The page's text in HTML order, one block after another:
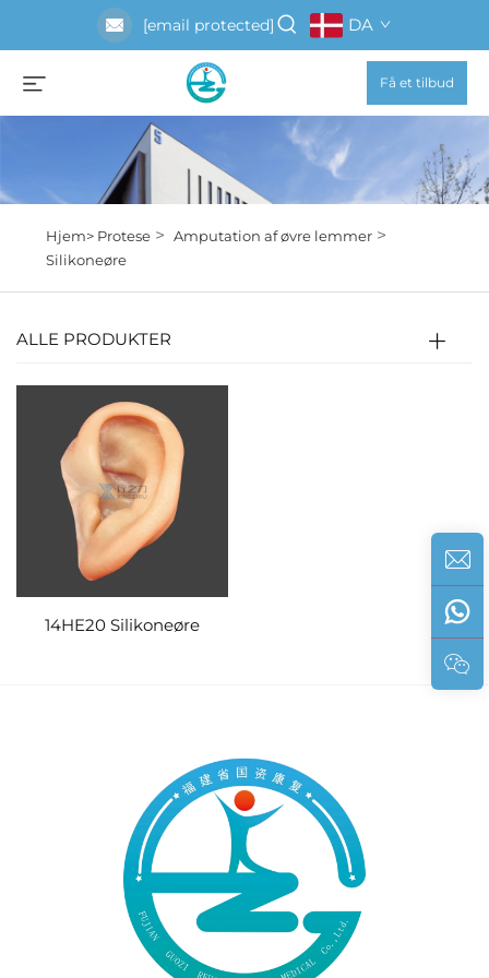
[email protected] DA
Få et tilbud
Hjem> Protese> Amputation af øvre lemmer>
Silikoneøre
ALLE PRODUKTER
14HE20 Silikoneøre